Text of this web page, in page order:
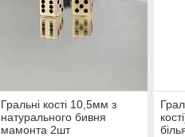
Гральні кості 10,5мм з
натурального бивня
мамонта 2шт